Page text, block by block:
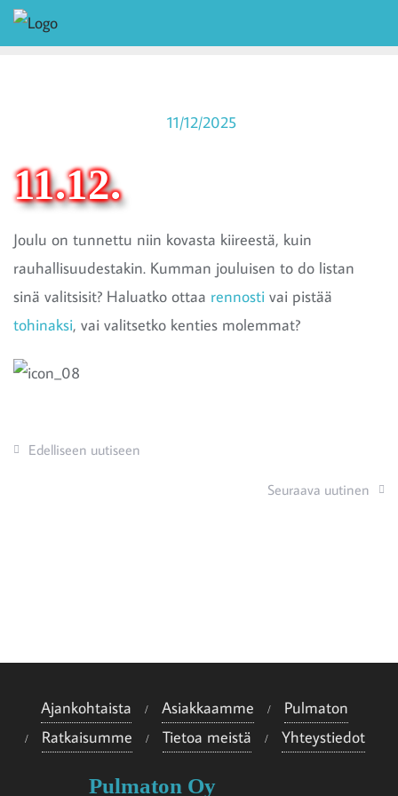
11/12/2025
11.12.
Joulu on tunnettu niin kovasta kiireestä, kuin
rauhallisuudestakin. Kumman jouluisen to do listan
sinä valitsisit? Haluatko ottaa rennosti vai pistää
tohinaksi, vai valitsetko kenties molemmat?
Edelliseen uutiseen
Seuraava uutinen
Ajankohtaista Asiakkaamme
Pulmaton
Ratkaisumme
Tietoa meistä Yhteystiedot
Pulmaton Oy